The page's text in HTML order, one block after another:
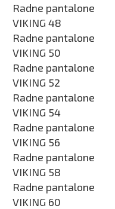
Radne pantalone
VIKING 48
Radne pantalone
VIKING 50
Radne pantalone
VIKING 52
Radne pantalone
VIKING 54
Radne pantalone
VIKING 56
Radne pantalone
VIKING 58
Radne pantalone
VIKING 60